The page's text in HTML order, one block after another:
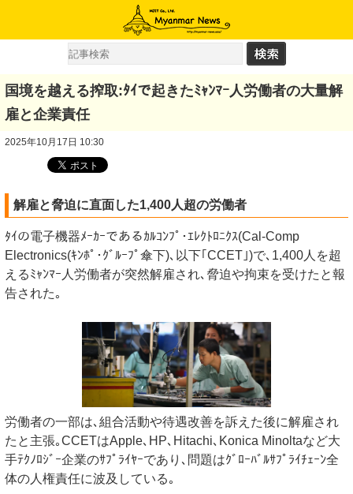
国境を越える搾取:ﾀｲで起きたﾐｬﾝﾏｰ人労働者の大量解
雇と企業責任
2025年10月17日 10:30
解雇と脅迫に直面した1,400人超の労働者
ﾀｲの電子機器ﾒｰｶｰであるｶﾙｺﾝﾌﾟ･ｴﾚｸﾄﾛﾆｸｽ(Cal-Comp
Electronics(ｷﾝﾎﾟ･ｸﾞﾙｰﾌﾟ傘下)､以下｢CCET｣)で､1,400人を超
えるﾐｬﾝﾏｰ人労働者が突然解雇され､脅迫や拘束を受けたと報
告された｡
労働者の一部は､組合活動や待遇改善を訴えた後に解雇され
たと主張｡CCETはApple､HP､Hitachi､Konica Minoltaなど大
手ﾃｸﾉﾛｼﾞｰ企業のｻﾌﾟﾗｲﾔｰであり､問題はｸﾞﾛｰﾊﾞﾙｻﾌﾟﾗｲﾁｪｰﾝ全
体の人権責任に波及している｡